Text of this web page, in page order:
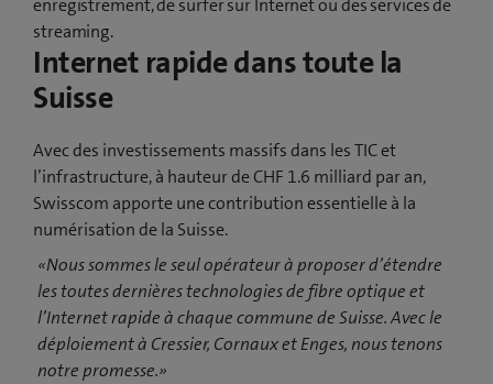
enregistrement, de surfer sur Internet ou des services de
streaming.
Internet rapide dans toute la
Suisse
Avec des investissements massifs dans les TIC et
l’infrastructure, à hauteur de CHF 1.6 milliard par an,
Swisscom apporte une contribution essentielle à la
numérisation de la Suisse.
«Nous sommes le seul opérateur à proposer d’étendre
les toutes dernières technologies de fibre optique et
l’Internet rapide à chaque commune de Suisse. Avec le
déploiement à Cressier, Cornaux et Enges, nous tenons
notre promesse.»